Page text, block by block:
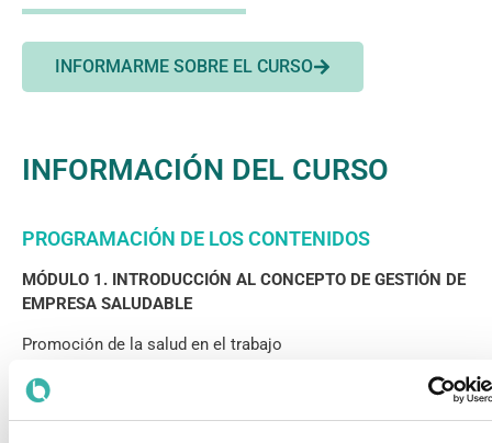
INFORMARME SOBRE EL CURSO
INFORMACIÓN DEL CURSO
PROGRAMACIÓN DE LOS CONTENIDOS
MÓDULO 1. INTRODUCCIÓN AL CONCEPTO DE GESTIÓN DE
EMPRESA SALUDABLE
Promoción de la salud en el trabajo
Beneficios y costes de empresa saludable
Aspectos claves de los modelos de gestión aplicables a la